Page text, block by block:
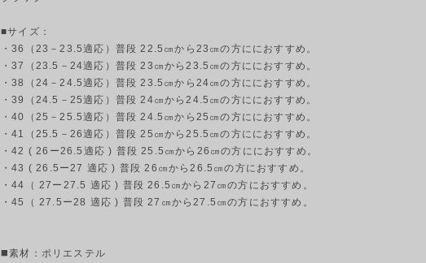
■サイズ：
・36（23－23.5適応）普段 22.5㎝から23㎝の方ににおすすめ。
・37（23.5－24適応）普段 23㎝から23.5㎝の方ににおすすめ。
・38（24－24.5適応）普段 23.5㎝から24㎝の方ににおすすめ。
・39（24.5－25適応）普段 24㎝から24.5㎝の方ににおすすめ。
・40（25－25.5適応）普段 24.5㎝から25㎝の方ににおすすめ。
・41（25.5－26適応）普段 25㎝から25.5㎝の方ににおすすめ。
・42 ( 26ー26.5適応 ) 普段 25.5㎝から26㎝の方ににおすすめ。
・43 ( 26.5ー27 適応 ) 普段 26㎝から26.5㎝の方におすすめ。
・44（ 27ー27.5 適応 ) 普段 26.5㎝から27㎝の方におすすめ。
・45（ 27.5ー28 適応 ) 普段 27㎝から27.5㎝の方におすすめ。
◼️素材：ポリエステル